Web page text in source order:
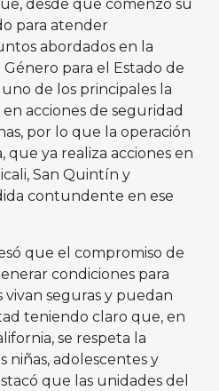
desde que comenzó su
para atender
abordados en la
para el Estado de
uno de los principales la
acciones de seguridad
por lo que la operación
que ya realiza acciones en
San Quintín y
contundente en ese
que el compromiso de
condiciones para
seguras y puedan
teniendo claro que, en
se respeta la
niñas, adolescentes y
que las unidades del